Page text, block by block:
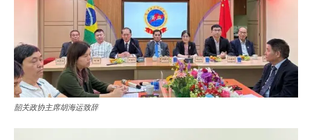
韶关政协主席胡海运致辞